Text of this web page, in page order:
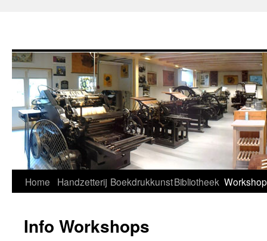
Home Handzetterij BoekdrukkunstBibliotheek
Info Workshops